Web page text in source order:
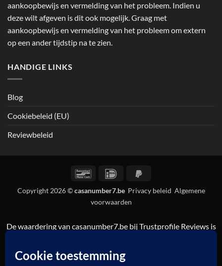
aankoopbewijs en vermelding van het probleem. Indien u
deze wilt afgeven is dit ook mogelijk. Graag met
aankoopbewijs en vermelding van het probleem om extern
op een ander tijdstip na te zien.
HANDIGE LINKS
Blog
Cookiebeleid (EU)
Reviewbeleid
BancontactIDeal
Copyright 2026 ©casanumber7.be Privacy beleid Algemene
voorwaarden
De waardering van casanumber7.be bij Trustprofile Reviewsis